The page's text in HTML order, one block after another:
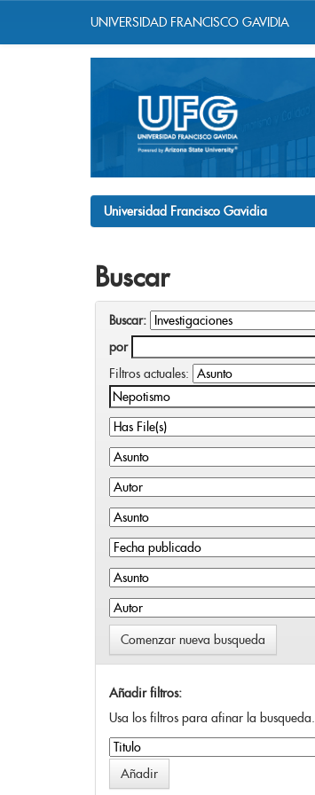
UNIVERSIDAD FRANCISCO GAVIDIA
Universidad Francisco Gavidia
Buscar
Buscar:
por
Filtros actuales:
Comenzar nueva busqueda
Añadir filtros:
Usa los filtros para afinar la busqueda.